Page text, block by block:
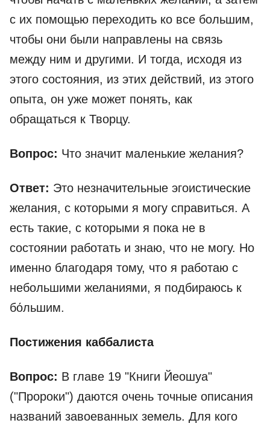
с их помощью переходить ко все большим,
чтобы они были направлены на связь
между ним и другими. И тогда, исходя из
этого состояния, из этих действий, из этого
опыта, он уже может понять, как
обращаться к Творцу.
Вопрос: Что значит маленькие желания?
Ответ: Это незначительные эгоистические
желания, с которыми я могу справиться. А
есть такие, с которыми я пока не в
состоянии работать и знаю, что не могу. Но
именно благодаря тому, что я работаю с
небольшими желаниями, я подбираюсь к
бо́льшим.
Постижения каббалиста
Вопрос: В главе 19 "Книги Йеошуа"
("Пророки") даются очень точные описания
названий завоеванных земель. Для кого